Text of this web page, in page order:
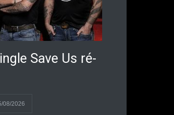
Save Us ré-
08/2026